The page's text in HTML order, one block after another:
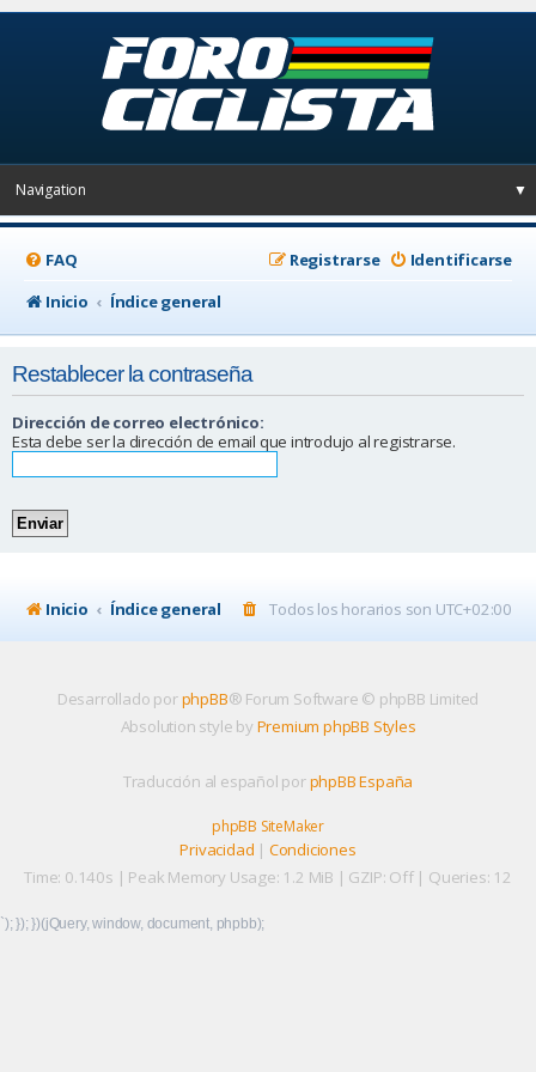
Navigation ▼
FAQ Identificarse
Registrarse
Inicio
Índice general
Restablecer la contraseña
Dirección de correo electrónico:
Esta debe ser la dirección de email que introdujo al registrarse.
Inicio Índice general Todos los horarios son UTC+02:00
Desarrollado porphpBB® Forum Software © phpBB Limited
Absolution style by Premium phpBB Styles
Traducción al español porphpBB España
phpBB SiteMaker
Privacidad | Condiciones
Time: 0.140s | Peak Memory Usage: 1.2 MiB | GZIP: Off | Queries: 12
`); }); })(jQuery, window, document, phpbb);